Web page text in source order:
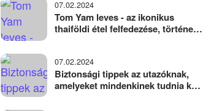
07.02.2024
Tom Yam leves - az ikonikus
thaiföldi étel felfedezése, története,
07.02.2024
Biztonsági tippek az utazóknak,
amelyeket mindenkinek tudnia kell